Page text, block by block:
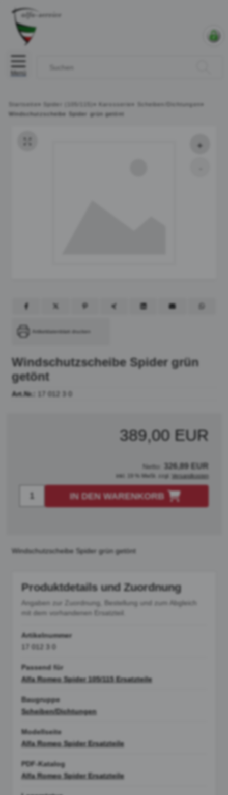
Menü
Startseite » Spider (105/115) » Karosserie » Scheiben/Dichtungen »
Windschutzscheibe Spider grün getönt
Artikeldatenblatt drucken
Windschutzscheibe Spider grün
getönt
Art.Nr.:
389,00 EUR
Netto: 326,89 EUR
inkl. 19 % MwSt. zzgl. Versandkosten
IN DEN WARENKORB
Windschutzscheibe Spider grün getönt
Produktdetails und Zuordnung
Angaben zur Zuordnung, Bestellung und zum Abgleich
mit dem vorhandenen Ersatzteil.
Artikelnummer
Passend für
Alfa Romeo Spider 105/115 Ersatzteile
Baugruppe
Scheiben/Dichtungen
Modellseite
Alfa Romeo Spider Ersatzteile
PDF-Katalog
Alfa Romeo Spider Ersatzteile